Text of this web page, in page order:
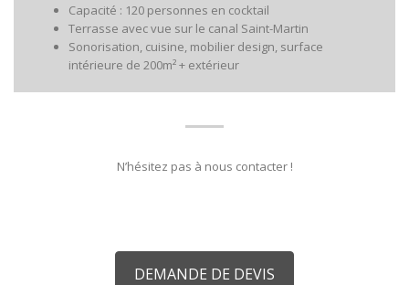
Capacité : 120 personnes en cocktail
Terrasse avec vue sur le canal Saint-Martin
Sonorisation, cuisine, mobilier design, surface
intérieure de 200m² + extérieur
N’hésitez pas à nous contacter !
DEMANDE DE DEVIS